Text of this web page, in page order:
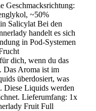
Geschmacksrichtung:
~50%
Salicylat Bei den
handelt es sich
in Pod-Systemen
dich, wenn du das
Das Aroma ist im
überdosiert, was
Diese Liquids werden
Lieferumfang: 1x
Fruit Full